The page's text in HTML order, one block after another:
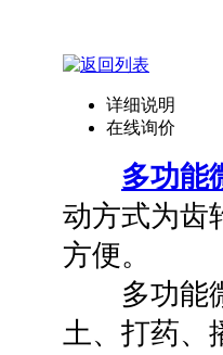
详细说明
在线询价
多功能
动方式为齿
方便。
多功能微
土、打药、